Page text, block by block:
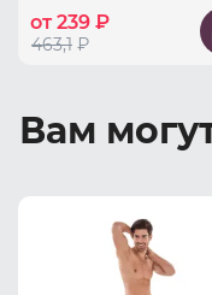
от 239 ₽
463,1 ₽
Вам